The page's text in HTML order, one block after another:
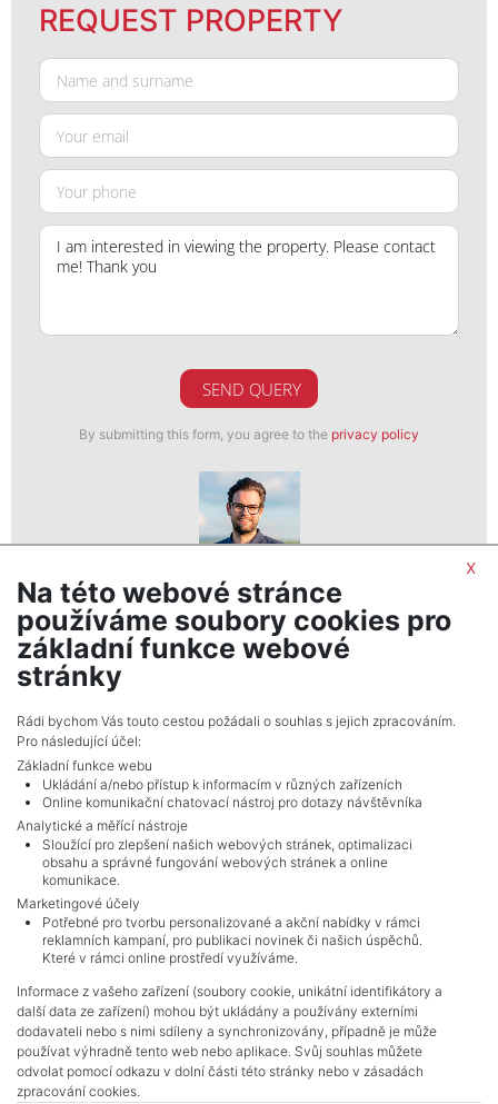
REQUEST PROPERTY
SEND QUERY
By submitting this form, you agree to the privacy policy
Ondřej Dopirák
realitní makléř
show nr.
MojePole.cz
Revoluční 1003/3, 11000, Praha
NAVIGACE
Terms and conditions
Protection of personal data
Real estate's
Contact
Cookie processing
x
Na této webové stránce
používáme soubory cookies pro
základní funkce webové
stránky
Rádi bychom Vás touto cestou požádali o souhlas s jejich zpracováním.
Pro následující účel:
Základní funkce webu
Ukládání a/nebo přístup k informacím v různých zařízeních
Online komunikační chatovací nástroj pro dotazy návštěvníka
Analytické a měřící nástroje
Sloužící pro zlepšení našich webových stránek, optimalizaci
obsahu a správné fungování webových stránek a online
komunikace.
Marketingové účely
Potřebné pro tvorbu personalizované a akční nabídky v rámci
reklamních kampaní, pro publikaci novinek či našich úspěchů.
Které v rámci online prostředí využíváme.
Informace z vašeho zařízení (soubory cookie, unikátní identifikátory a
další data ze zařízení) mohou být ukládány a používány externími
dodavateli nebo s nimi sdíleny a synchronizovány, případně je může
používat výhradně tento web nebo aplikace. Svůj souhlas můžete
odvolat pomocí odkazu v dolní části této stránky nebo v zásadách
zpracování cookies.